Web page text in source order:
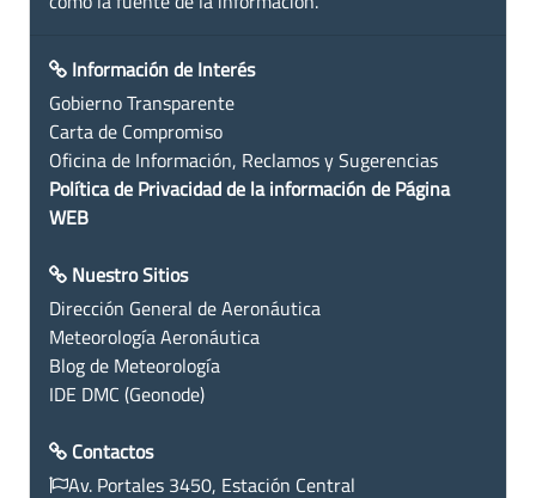
Información de Interés
Gobierno Transparente
Carta de Compromiso
Oficina de Información, Reclamos y Sugerencias
Política de Privacidad de la información de Página
WEB
Nuestro Sitios
Dirección General de Aeronáutica
Meteorología Aeronáutica
Blog de Meteorología
IDE DMC (Geonode)
Contactos
Av. Portales 3450, Estación Central